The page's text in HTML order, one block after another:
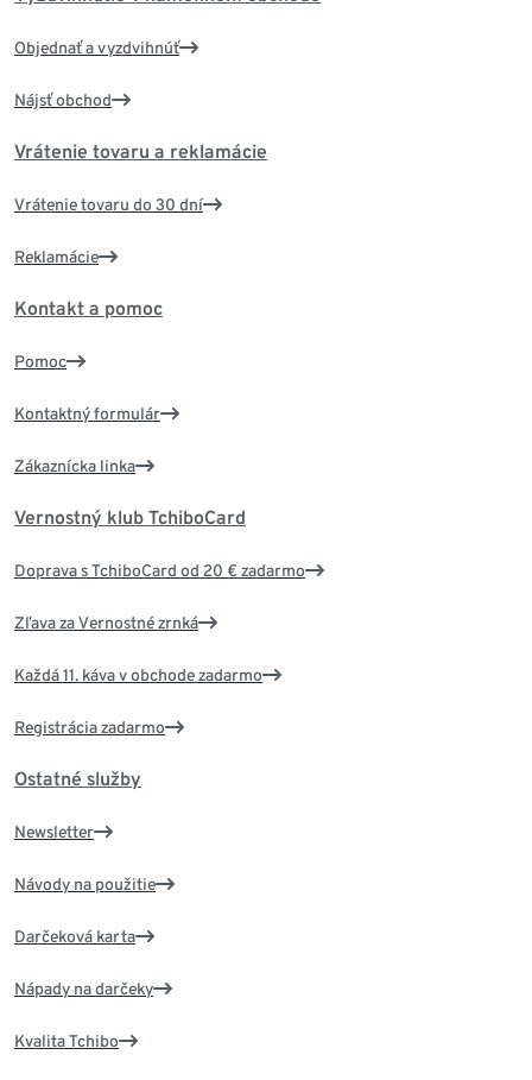
Objednať a vyzdvihnúť
Nájsť obchod
Vrátenie tovaru a reklamácie
Vrátenie tovaru do 30 dní
Reklamácie
Kontakt a pomoc
Pomoc
Kontaktný formulár
Zákaznícka linka
Vernostný klub TchiboCard
Doprava s TchiboCard od 20 € zadarmo
Zľava za Vernostné zrnká
Každá 11. káva v obchode zadarmo
Registrácia zadarmo
Ostatné služby
Newsletter
Návody na použitie
Darčeková karta
Nápady na darčeky
Kvalita Tchibo